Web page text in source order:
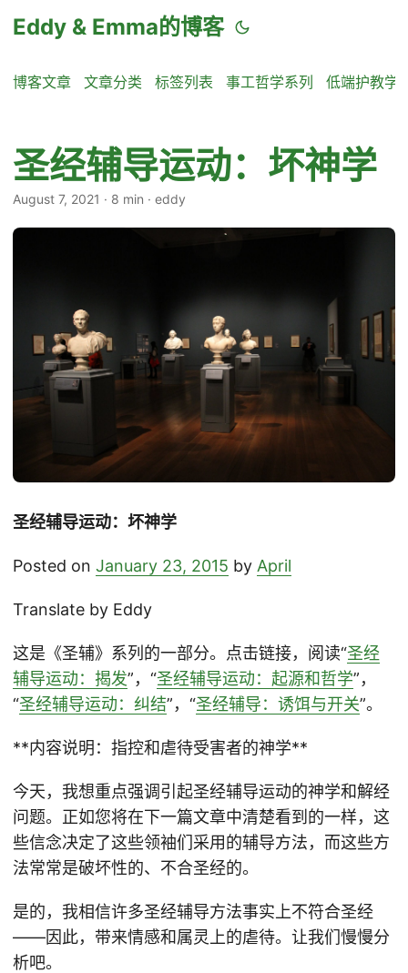
Eddy & Emma的博客
博客文章 文章分类 标签列表 事工哲学系列 低端护教学
圣经辅导运动：坏神学
August 7, 2021 · 8 min · eddy
圣经辅导运动：坏神学
Posted on January 23, 2015 by April
Translate by Eddy
这是《圣辅》系列的一部分。点击链接，阅读“圣经
辅导运动：揭发”，“圣经辅导运动：起源和哲学”，
“圣经辅导运动：纠结”，“圣经辅导：诱饵与开关”。
**内容说明：指控和虐待受害者的神学**
今天，我想重点强调引起圣经辅导运动的神学和解经
问题。正如您将在下一篇文章中清楚看到的一样，这
些信念决定了这些领袖们采用的辅导方法，而这些方
法常常是破坏性的、不合圣经的。
是的，我相信许多圣经辅导方法事实上不符合圣经
——因此，带来情感和属灵上的虐待。让我们慢慢分
析吧。